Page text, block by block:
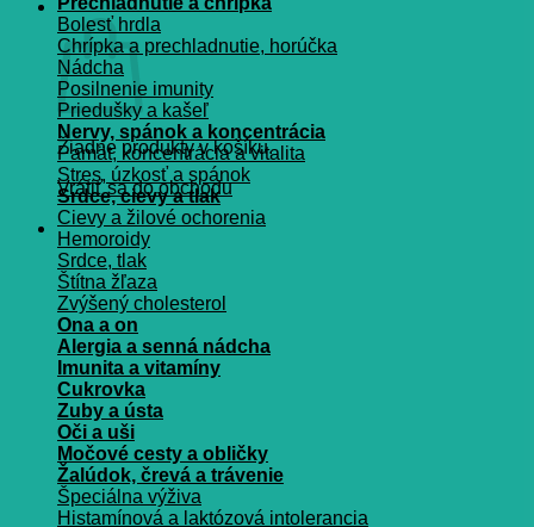
Košík
Žiadne produkty v košíku.
Vrátiť sa do obchodu
Bolesť hrdla
Chrípka a prechladnutie, horúčka
Nádcha
Posilnenie imunity
Priedušky a kašeľ
Nervy, spánok a koncentrácia
Pamät, koncentrácia a vitalita
Stres, úzkosť a spánok
Srdce, cievy a tlak
Cievy a žilové ochorenia
Hemoroidy
Srdce, tlak
Štítna žľaza
Zvýšený cholesterol
Ona a on
Alergia a senná nádcha
Imunita a vitamíny
Cukrovka
Zuby a ústa
Oči a uši
Močové cesty a obličky
Žalúdok, črevá a trávenie
Špeciálna výživa
Histamínová a laktózová intolerancia